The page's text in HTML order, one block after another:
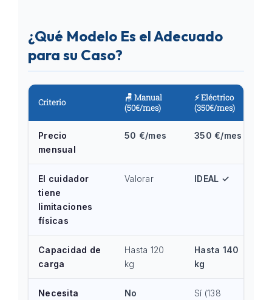
¿Qué Modelo Es el Adecuado
para su Caso?
Criterio
🪑 Manual
(50€/mes)
⚡ Eléctrico
(350€/mes)
Precio
mensual
50 €/mes 350 €/mes
El cuidador
tiene
limitaciones
físicas
Valorar IDEAL ✓
Capacidad de
carga
Hasta 120
kg
Hasta 140
kg
Necesita
No
Sí (138